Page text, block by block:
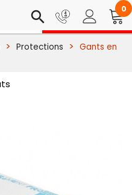
search 0
Protections
Gants en